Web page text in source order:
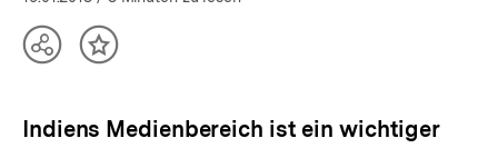
TeilenInhalt
Indiens Medienbereich ist ein wichtiger